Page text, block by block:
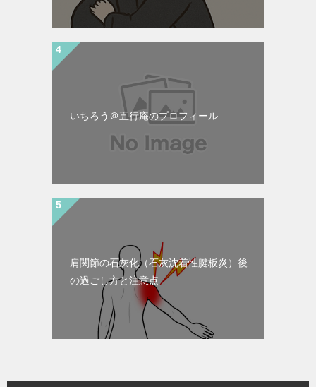
いちろう＠五行庵のプロフィール
肩関節の石灰化（石灰沈着性腱板炎）後
の過ごし方と注意点